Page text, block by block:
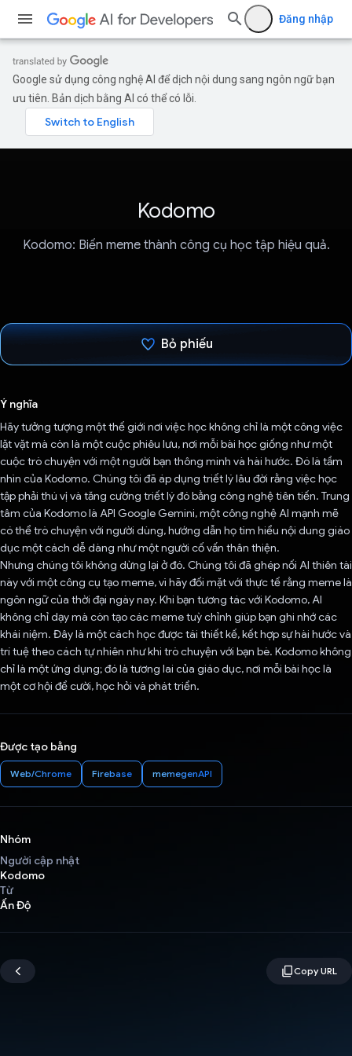
Đăng nhập
Google sử dụng công nghệ AI để dịch nội dung sang ngôn ngữ bạn
ưu tiên. Bản dịch bằng AI có thể có lỗi.
Kodomo
Kodomo: Biến meme thành công cụ học tập hiệu quả.
Bỏ phiếu
Ý nghĩa
Hãy tưởng tượng một thế giới nơi việc học không chỉ là một công việc
lặt vặt mà còn là một cuộc phiêu lưu, nơi mỗi bài học giống như một
cuộc trò chuyện với một người bạn thông minh và hài hước. Đó là tầm
nhìn của Kodomo. Chúng tôi đã áp dụng triết lý lâu đời rằng việc học
tập phải thú vị và tăng cường triết lý đó bằng công nghệ tiên tiến. Trung
tâm của Kodomo là API Google Gemini, một công nghệ AI mạnh mẽ
có thể trò chuyện với người dùng, hướng dẫn họ tìm hiểu nội dung giáo
dục một cách dễ dàng như một người cố vấn thân thiện.
Nhưng chúng tôi không dừng lại ở đó. Chúng tôi đã ghép nối AI thiên tài
này với một công cụ tạo meme, vì hãy đối mặt với thực tế rằng meme là
ngôn ngữ của thời đại ngày nay. Khi bạn tương tác với Kodomo, AI
không chỉ dạy mà còn tạo các meme tuỳ chỉnh giúp bạn ghi nhớ các
khái niệm. Đây là một cách học được tái thiết kế, kết hợp sự hài hước và
trí tuệ theo cách tự nhiên như khi trò chuyện với bạn bè. Kodomo không
chỉ là một ứng dụng; đó là tương lai của giáo dục, nơi mỗi bài học là
một cơ hội để cười, học hỏi và phát triển.
Được tạo bằng
Web/Chrome Firebase memegenAPI
Nhóm
Người cập nhật
Kodomo
Từ
Ấn Độ